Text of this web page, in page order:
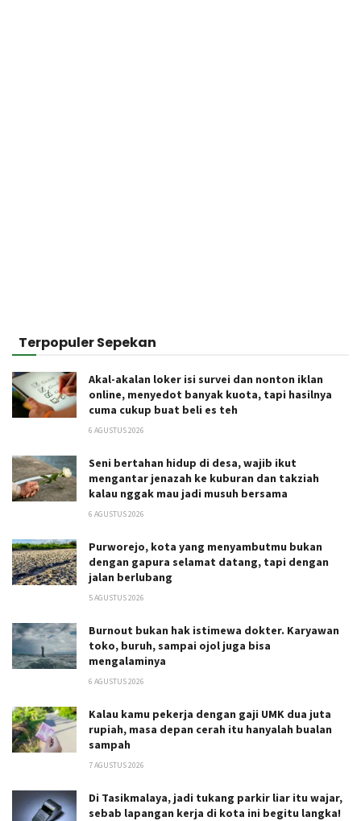
Terpopuler Sepekan
Akal-akalan loker isi survei dan nonton iklan
online, menyedot banyak kuota, tapi hasilnya
cuma cukup buat beli es teh
6 AGUSTUS 2026
Seni bertahan hidup di desa, wajib ikut
mengantar jenazah ke kuburan dan takziah
kalau nggak mau jadi musuh bersama
6 AGUSTUS 2026
Purworejo, kota yang menyambutmu bukan
dengan gapura selamat datang, tapi dengan
jalan berlubang
5 AGUSTUS 2026
Burnout bukan hak istimewa dokter. Karyawan
toko, buruh, sampai ojol juga bisa
mengalaminya
6 AGUSTUS 2026
Kalau kamu pekerja dengan gaji UMK dua juta
rupiah, masa depan cerah itu hanyalah bualan
sampah
7 AGUSTUS 2026
Di Tasikmalaya, jadi tukang parkir liar itu wajar,
sebab lapangan kerja di kota ini begitu langka!